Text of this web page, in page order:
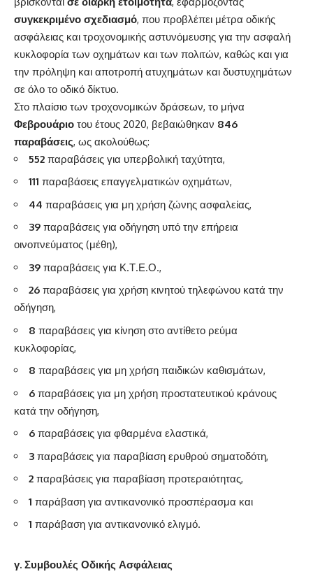
συγκεκριμένο σχεδιασμό, που προβλέπει μέτρα οδικής
ασφάλειας και τροχονομικής αστυνόμευσης για την ασφαλή
κυκλοφορία των οχημάτων και των πολιτών, καθώς και για
την πρόληψη και αποτροπή ατυχημάτων και δυστυχημάτων
σε όλο το οδικό δίκτυο.
Στο πλαίσιο των τροχονομικών δράσεων, το μήνα
Φεβρουάριο του έτους 2020, βεβαιώθηκαν 846
παραβάσεις, ως ακολούθως:
552 παραβάσεις για υπερβολική ταχύτητα,
111 παραβάσεις επαγγελματικών οχημάτων,
44 παραβάσεις για μη χρήση ζώνης ασφαλείας,
39 παραβάσεις για οδήγηση υπό την επήρεια
οινοπνεύματος (μέθη),
39 παραβάσεις για Κ.Τ.Ε.Ο.,
26 παραβάσεις για χρήση κινητού τηλεφώνου κατά την
οδήγηση,
8 παραβάσεις για κίνηση στο αντίθετο ρεύμα
κυκλοφορίας,
8 παραβάσεις για μη χρήση παιδικών καθισμάτων,
6 παραβάσεις για μη χρήση προστατευτικού κράνους
κατά την οδήγηση,
6 παραβάσεις για φθαρμένα ελαστικά,
3 παραβάσεις για παραβίαση ερυθρού σηματοδότη,
2 παραβάσεις για παραβίαση προτεραιότητας,
1 παράβαση για αντικανονικό προσπέρασμα και
1 παράβαση για αντικανονικό ελιγμό.
γ. Συμβουλές Οδικής Ασφάλειας